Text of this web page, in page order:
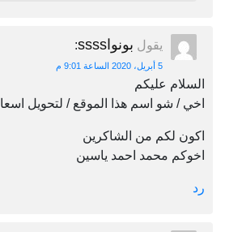
يقول بونواssss :
5 أبريل، 2020 الساعة 9:01 م
السلام عليكم
اخي / شو اسم هذا الموقع / لتحويل
اكون لكم من الشاكرين
اخوكم محمد احمد ياسين
رد